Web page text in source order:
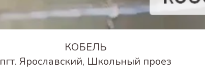
КОБЕЛЬ
пгт. Ярославский, Школьный проез